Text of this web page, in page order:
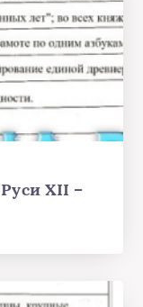
XII –